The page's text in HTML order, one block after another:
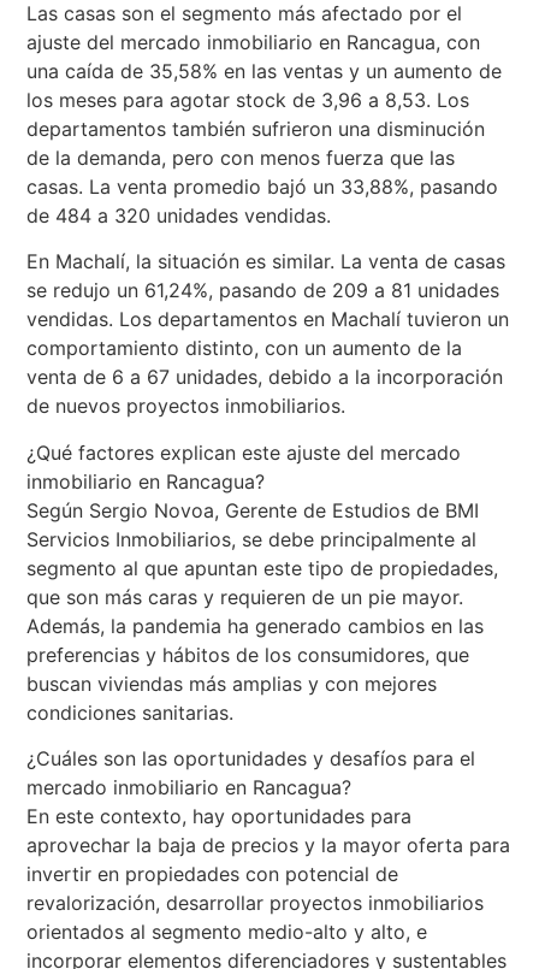
Las casas son el segmento más afectado por el
ajuste del mercado inmobiliario en Rancagua, con
una caída de 35,58% en las ventas y un aumento de
los meses para agotar stock de 3,96 a 8,53. Los
departamentos también sufrieron una disminución
de la demanda, pero con menos fuerza que las
casas. La venta promedio bajó un 33,88%, pasando
de 484 a 320 unidades vendidas.
En Machalí, la situación es similar. La venta de casas
se redujo un 61,24%, pasando de 209 a 81 unidades
vendidas. Los departamentos en Machalí tuvieron un
comportamiento distinto, con un aumento de la
venta de 6 a 67 unidades, debido a la incorporación
de nuevos proyectos inmobiliarios.
¿Qué factores explican este ajuste del mercado
inmobiliario en Rancagua?
Según Sergio Novoa, Gerente de Estudios de BMI
Servicios Inmobiliarios, se debe principalmente al
segmento al que apuntan este tipo de propiedades,
que son más caras y requieren de un pie mayor.
Además, la pandemia ha generado cambios en las
preferencias y hábitos de los consumidores, que
buscan viviendas más amplias y con mejores
condiciones sanitarias.
¿Cuáles son las oportunidades y desafíos para el
mercado inmobiliario en Rancagua?
En este contexto, hay oportunidades para
aprovechar la baja de precios y la mayor oferta para
invertir en propiedades con potencial de
revalorización, desarrollar proyectos inmobiliarios
orientados al segmento medio-alto y alto, e
incorporar elementos diferenciadores y sustentables